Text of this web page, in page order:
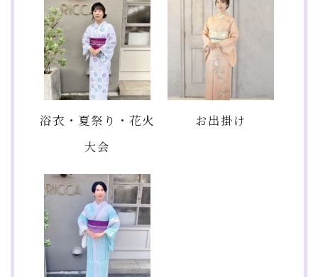
浴衣・夏祭り・花火
大会
お出掛け